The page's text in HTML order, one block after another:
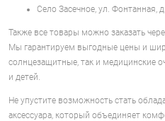
Село Засечное, ул. Фонтанная,
Также все товары можно заказать
Мы гарантируем выгодные цены и
солнцезащитные, так и медицинские
и детей.
Не упустите возможность стать
аксессуара, который объединяет